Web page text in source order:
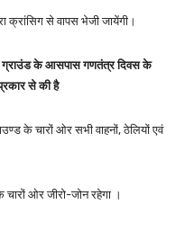
क्रांसिग से वापस भेजी जायेंगी।
ग्राउंड के आसपास गणतंत्र दिवस के
से की है
के चारों ओर सभी वाहनों, ठेलियों एवं
ओर जीरो-जोन रहेगा ।